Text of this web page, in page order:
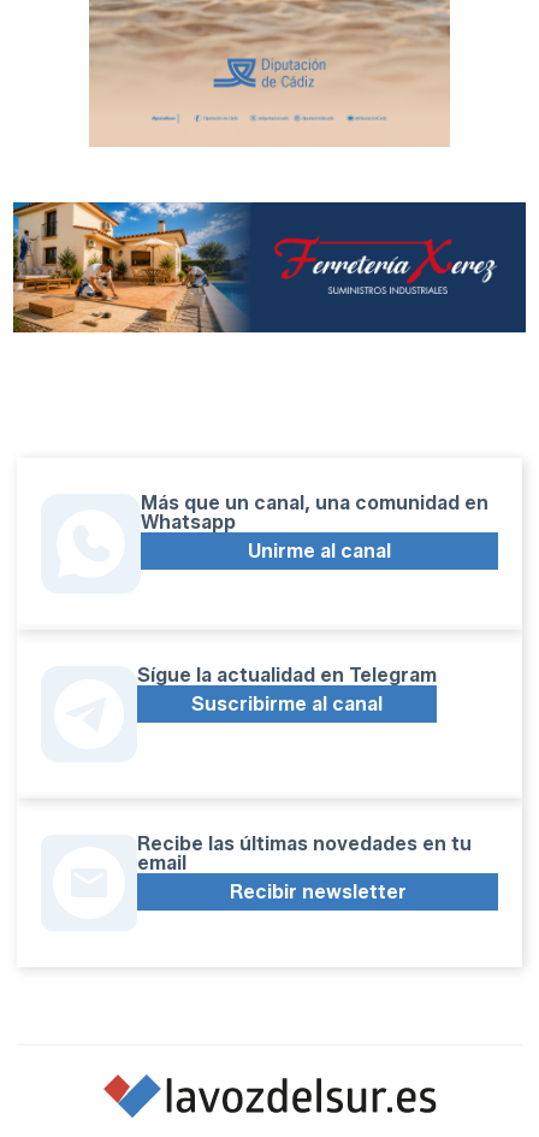
Más que un canal, una comunidad en
Whatsapp
Unirme al canal
Sígue la actualidad en Telegram
Suscribirme al canal
Recibe las últimas novedades en tu
email
Recibir newsletter